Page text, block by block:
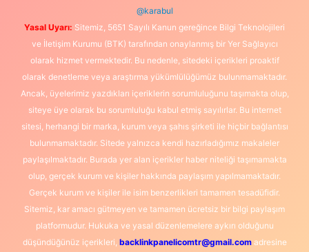
@karabul
Yasal Uyarı: Sitemiz, 5651 Sayılı Kanun gereğince Bilgi Teknolojileri
ve İletişim Kurumu (BTK) tarafından onaylanmış bir Yer Sağlayıcı
olarak hizmet vermektedir. Bu nedenle, sitedeki içerikleri proaktif
olarak denetleme veya araştırma yükümlülüğümüz bulunmamaktadır.
Ancak, üyelerimiz yazdıkları içeriklerin sorumluluğunu taşımakta olup,
siteye üye olarak bu sorumluluğu kabul etmiş sayılırlar. Bu internet
sitesi, herhangi bir marka, kurum veya şahıs şirketi ile hiçbir bağlantısı
bulunmamaktadır. Sitede yalnızca kendi hazırladığımız makaleler
paylaşılmaktadır. Burada yer alan içerikler haber niteliği taşımamakta
olup, gerçek kurum ve kişiler hakkında paylaşım yapılmamaktadır.
Gerçek kurum ve kişiler ile isim benzerlikleri tamamen tesadüfidir.
Sitemiz, kar amacı gütmeyen ve tamamen ücretsiz bir bilgi paylaşım
platformudur. Hukuka ve yasal düzenlemelere aykırı olduğunu
düşündüğünüz içerikleri, backlinkpanelicomtr@gmail.comadresine